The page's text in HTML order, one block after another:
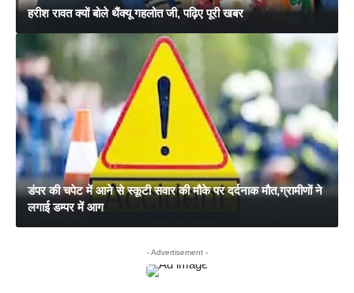
हरीश रावत क्यों बोले थैंक्यू गहलोत जी, पढ़िए पूरी खबर
डंपर की चपेट में आने से स्कूटी सवार की मौके पर दर्दनाक मौत,ग्रामीणों ने
लगाई डम्पर में आग
- Advertisement -